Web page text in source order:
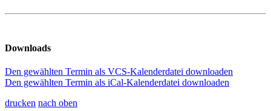
Downloads
Den gewählten Termin als VCS-Kalenderdatei downloaden
Den gewählten Termin als iCal-Kalenderdatei downloaden
drucken nach oben